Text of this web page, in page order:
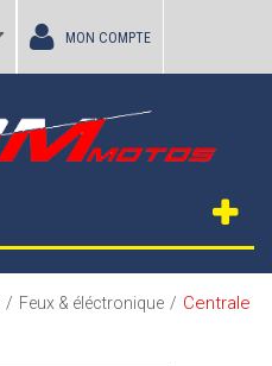
MON COMPTE
/ Feux & éléctronique / Centrale